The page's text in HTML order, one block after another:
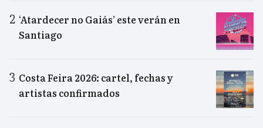
‘Atardecer no Gaiás’ este verán en
Santiago
Costa Feira 2026: cartel, fechas y
artistas confirmados